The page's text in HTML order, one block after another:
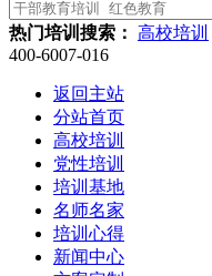
热门培训搜索： 高校培训
400-6007-016
返回主站
分站首页
高校培训
党性培训
培训基地
名师名家
培训心得
新闻中心